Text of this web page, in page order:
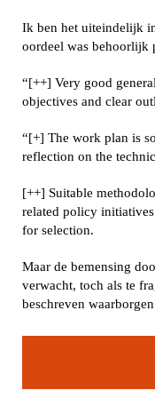
Ik ben het uiteindelijk
oordeel was behoorlijk
“[++] Very good
objectives and clear
“[+] The work plan is
reflection on the
[++] Suitable
related policy
for selection.
Maar de bemensing
verwacht, toch als te
beschreven